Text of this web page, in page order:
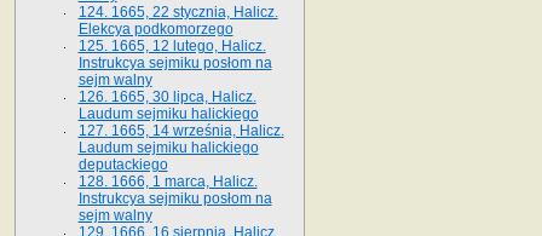
124. 1665, 22 stycznia, Halicz.
Elekcya podkomorzego
125. 1665, 12 lutego, Halicz.
Instrukcya sejmiku posłom na
sejm walny
126. 1665, 30 lipca, Halicz.
Laudum sejmiku halickiego
127. 1665, 14 września, Halicz.
Laudum sejmiku halickiego
deputackiego
128. 1666, 1 marca, Halicz.
Instrukcya sejmiku posłom na
sejm walny
129. 1666, 16 sierpnia, Halicz.